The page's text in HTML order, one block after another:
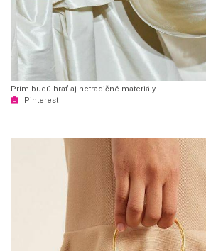
Prím budú hrať aj netradičné materiály.
Pinterest